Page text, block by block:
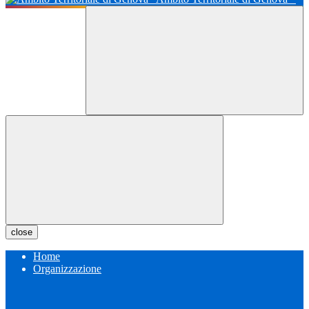
close
Home
Organizzazione